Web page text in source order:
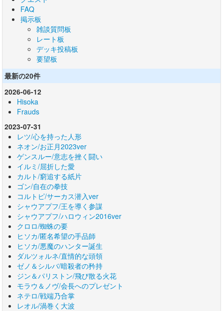
FAQ
掲示板
雑談質問板
レート板
デッキ投稿板
要望板
最新の20件
2026-06-12
Hisoka
Frauds
2023-07-31
レツ/心を持った人形
ネオン/お正月2023ver
ゲンスルー/意志を挫く闘い
イルミ/屈折した愛
カルト/窮追する紙片
ゴン/自在の拳技
コルトピ/サーカス潜入ver
シャウアプフ/王を導く参謀
シャウアプフ/ハロウィン2016ver
クロロ/蜘蛛の要
ヒソカ/匿名希望の手品師
ヒソカ/悪魔のハンター誕生
ダルツォルネ/直情的な頭領
ゼノ＆シルバ/暗殺者の矜持
ジン＆パリストン/飛び散る火花
モラウ＆ノヴ/会長へのプレゼント
ネテロ/戦端乃合掌
レオル/渦巻く大波